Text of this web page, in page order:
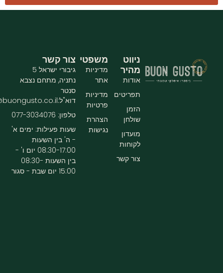
משפטי
מדיניות
אתר
מדיניות
פרטיות
הצהרת
נגישות
מהיר
אודות
תפריטים
מועדון
לקוחות
צור קשר
צור קשר
גיבורי ישראל 5
נתניה, מתחם נצבא
סנטר
דוא"ל:info@buongusto.co.il
טלפון: 077-3034076
שעות פעילות: ימים א'
- ה' בין השעות
08:30-17:00 יום ו' -
בין השעות 08:30-